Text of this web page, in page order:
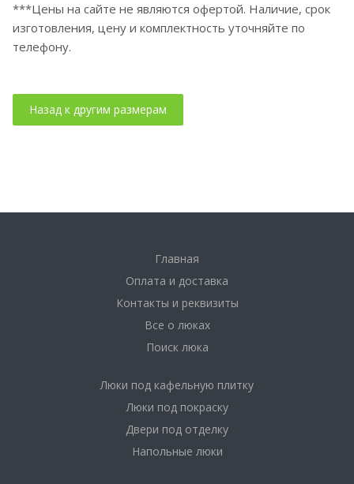
***Цены на сайте не являются офертой. Наличие, срок
изготовления, цену и комплектность уточняйте по
телефону.
Главная
Оплата и доставка
Контакты и реквизиты
Все о люках
Поиск люка
Люки под кафельную плитку
Люки под покраску
Двери под отделку
Напольные люки